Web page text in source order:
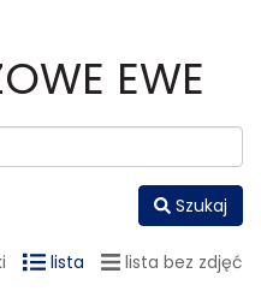
EWE
Szukaj
lista
lista bez zdjęć